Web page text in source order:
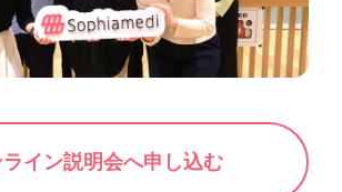
イン説明会へ申し込む